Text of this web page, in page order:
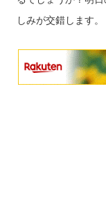
しみが交錯します。